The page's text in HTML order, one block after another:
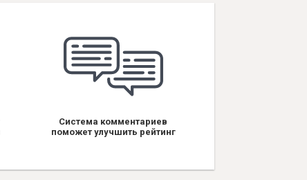
Система комментариев
поможет улучшить рейтинг